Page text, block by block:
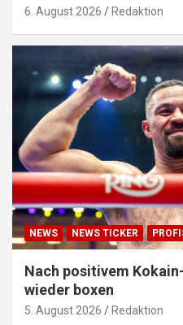
6. August 2026 Redaktion
NEWS NEWS TICKER
Nach positivem
wieder boxen
5. August 2026 Redaktion